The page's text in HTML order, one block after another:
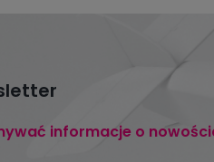
informacje o